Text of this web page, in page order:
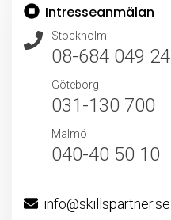
Intresseanmälan
Stockholm
08-684 049 24
Göteborg
031-130 700
Malmö
040-40 50 10
info@skillspartner.se